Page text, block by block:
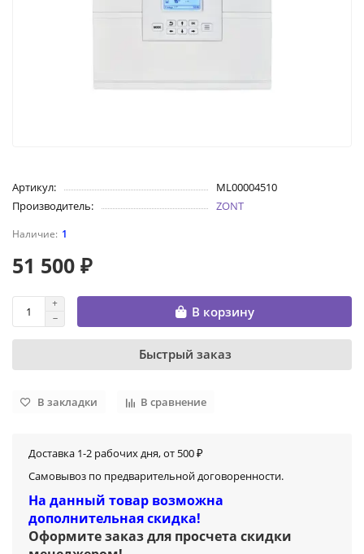
Артикул:
ML00004510
Производитель:
ZONT
1
51 500 ₽
В корзину
Быстрый заказ
В закладки В сравнение
Доставка 1-2 рабочих дня, от 500 ₽
Самовывоз по предварительной договоренности.
На данный товар возможна
дополнительная скидка!
Оформите заказ для просчета скидки